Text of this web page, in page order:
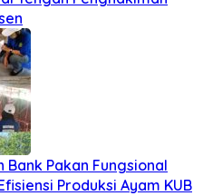
Bank Pakan Fungsional
Produksi Ayam KUB